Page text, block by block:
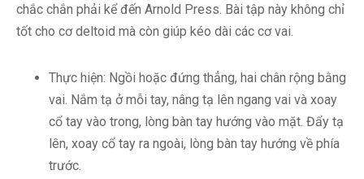
chắc chắn phải kể đến Arnold Press. Bài tập này không chỉ
tốt cho cơ deltoid mà còn giúp kéo dài các cơ vai.
Thực hiện: Ngồi hoặc đứng thẳng, hai chân rộng bằng
vai. Nắm tạ ở mỗi tay, nâng tạ lên ngang vai và xoay
cổ tay vào trong, lòng bàn tay hướng vào mặt. Đẩy tạ
lên, xoay cổ tay ra ngoài, lòng bàn tay hướng về phía
trước.